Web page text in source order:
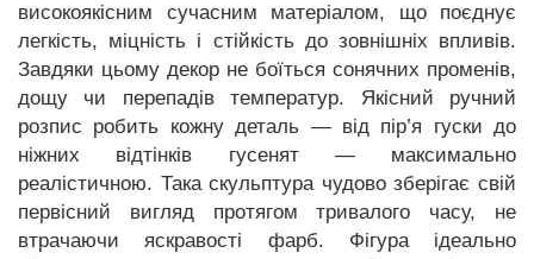
високоякісним сучасним матеріалом, що поєднує
легкість, міцність і стійкість до зовнішніх впливів.
Завдяки цьому декор не боїться сонячних променів,
дощу чи перепадів температур. Якісний ручний
розпис робить кожну деталь — від пір’я гуски до
ніжних відтінків гусенят — максимально
реалістичною. Така скульптура чудово зберігає свій
первісний вигляд протягом тривалого часу, не
втрачаючи яскравості фарб. Фігура ідеально